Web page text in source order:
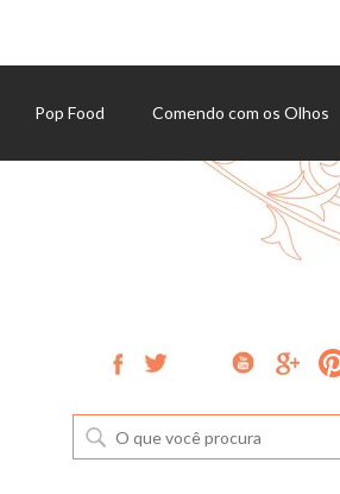
Pop Food Comendo com os Olhos